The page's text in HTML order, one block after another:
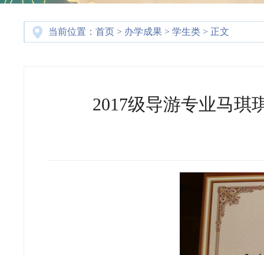
当前位置： 首页 > 办学成果 > 学生类 > 正文
2017级导游专业马琪